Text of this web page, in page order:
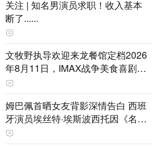
关注 | 知名男演员求职！收入基本
断了......
文牧野执导欢迎来龙餐馆定档2026
年8月11日，IMAX战争美食喜剧温
情上映
姆巴佩首晒女友背影深情告白 西班
牙演员埃丝特·埃斯波西托因《名校
风暴》走红